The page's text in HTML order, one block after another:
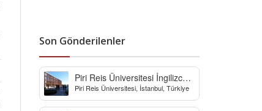
Son Gönderilenler
Piri Reis Üniversitesi İngilizce
Hazırlık Bölümü
Piri Reis Üniversitesi, İstanbul, Türkiye